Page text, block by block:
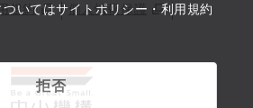
いてはサイトポリシー・利用規約
拒否
規約
個人情報保護